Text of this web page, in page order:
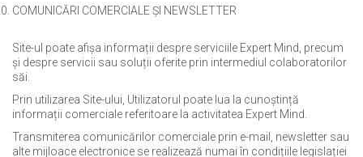
COMUNICĂRI COMERCIALE ȘI NEWSLETTER
Site-ul poate afișa informații despre serviciile Expert Mind, precum
și despre servicii sau soluții oferite prin intermediul colaboratorilor
săi.
Prin utilizarea Site-ului, Utilizatorul poate lua la cunoștință
informații comerciale referitoare la activitatea Expert Mind.
Transmiterea comunicărilor comerciale prin e-mail, newsletter sau
alte mijloace electronice se realizează numai în condițiile legislației